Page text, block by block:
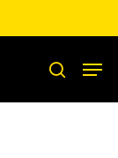
search